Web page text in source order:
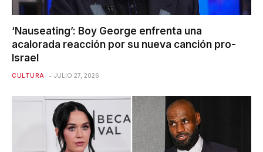
‘Nauseating’: Boy George enfrenta una
acalorada reacción por su nueva canción pro-
Israel
CULTURA JULIO 27, 2026